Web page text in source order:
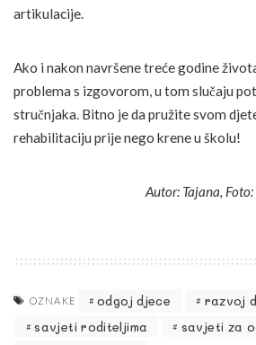
artikulacije.
Ako i nakon navršene treće godine
problema s izgovorom, u tom slučaju
stručnjaka. Bitno je da pružite svom
rehabilitaciju prije nego krene u školu!
Autor: Tajana,
OZNAKE odgoj djece
razvoj
savjeti roditeljima
savjeti za